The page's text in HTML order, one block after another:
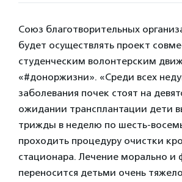
Союз благотворительных
будет осуществлять проект
студенческим волонтерским
«#доноржизни». «Среди всех
заболевания почек стоят на
ожидании трансплантации дети
трижды в неделю по шесть-
проходить процедуру очистки
стационара. Лечение морально и
переносится детьми очень